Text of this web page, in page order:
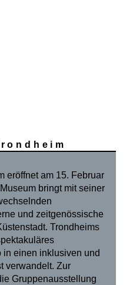
eröffnet am 15. Februar
bringt mit seiner
und zeitgenössische
Trondheims
einen inklusiven und
verwandelt. Zur
Gruppenausstellung